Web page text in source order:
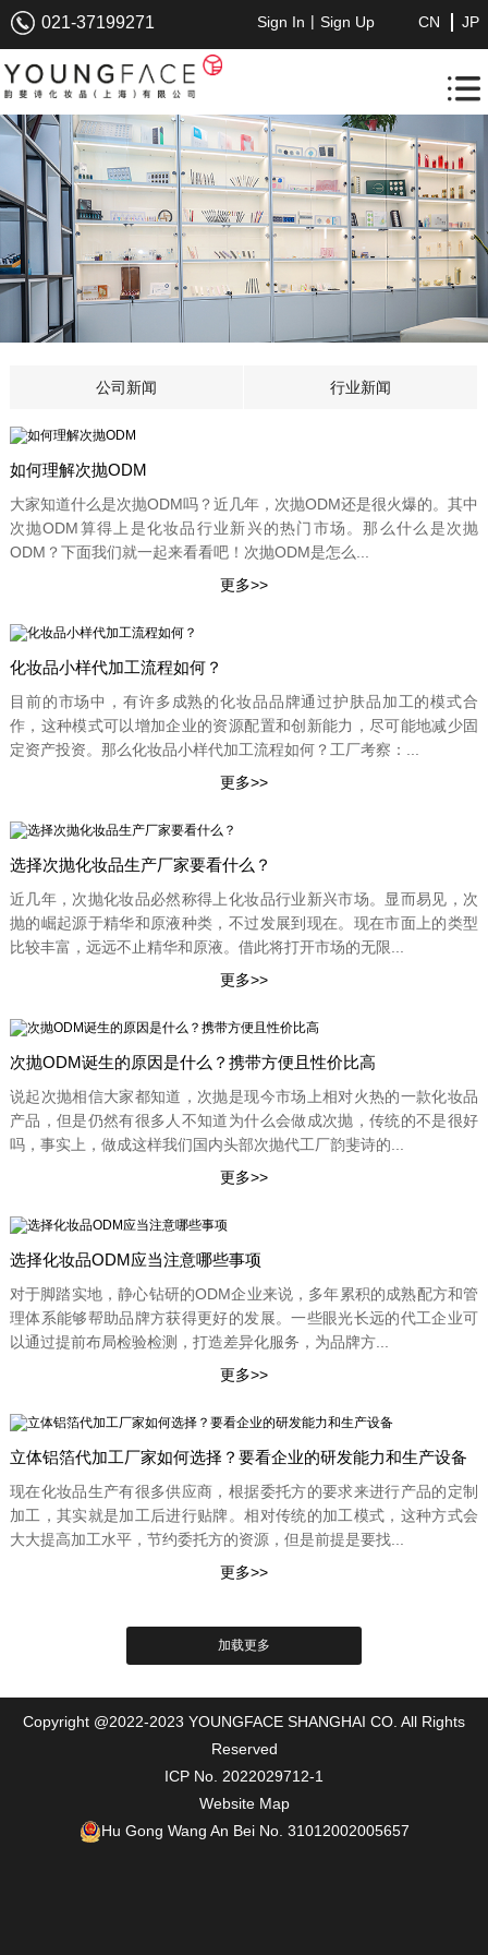
021-37199271 Sign In | Sign Up JP
CN
公司新闻 行业新闻
如何理解次抛ODM
大家知道什么是次抛ODM吗？近几年，次抛ODM还是很火爆的。其中
次抛ODM算得上是化妆品行业新兴的热门市场。那么什么是次抛
ODM？下面我们就一起来看看吧！次抛ODM是怎么...
化妆品小样代加工流程如何？
目前的市场中，有许多成熟的化妆品品牌通过护肤品加工的模式合
作，这种模式可以增加企业的资源配置和创新能力，尽可能地减少固
定资产投资。那么化妆品小样代加工流程如何？工厂考察：...
选择次抛化妆品生产厂家要看什么？
近几年，次抛化妆品必然称得上化妆品行业新兴市场。显而易见，次
抛的崛起源于精华和原液种类，不过发展到现在。现在市面上的类型
比较丰富，远远不止精华和原液。借此将打开市场的无限...
次抛ODM诞生的原因是什么？携带方便且性价比高
说起次抛相信大家都知道，次抛是现今市场上相对火热的一款化妆品
产品，但是仍然有很多人不知道为什么会做成次抛，传统的不是很好
吗，事实上，做成这样我们国内头部次抛代工厂韵斐诗的...
选择化妆品ODM应当注意哪些事项
对于脚踏实地，静心钻研的ODM企业来说，多年累积的成熟配方和管
理体系能够帮助品牌方获得更好的发展。一些眼光长远的代工企业可
以通过提前布局检验检测，打造差异化服务，为品牌方...
立体铝箔代加工厂家如何选择？要看企业的研发能力和生产设备
现在化妆品生产有很多供应商，根据委托方的要求来进行产品的定制
加工，其实就是加工后进行贴牌。相对传统的加工模式，这种方式会
大大提高加工水平，节约委托方的资源，但是前提是要找...
Copyright @2022-2023 YOUNGFACE SHANGHAI CO. All Rights
Reserved
ICP No. 2022029712-1
Website Map
Hu Gong Wang An Bei No. 31012002005657